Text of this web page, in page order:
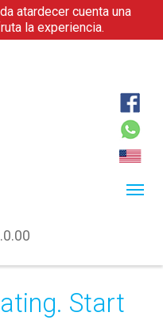
atardecer cuenta una
la experiencia.
0.00
Start